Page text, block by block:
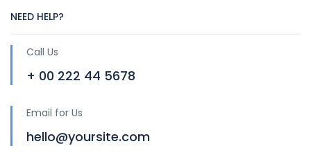
NEED HELP?
Call Us
+ 00 222 44 5678
Email for Us
hello@yoursite.com